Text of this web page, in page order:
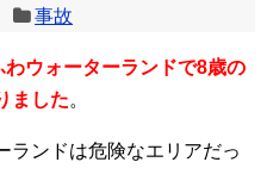
事故
わウォーターランドで8歳の
ました。
ランドは危険なエリアだっ